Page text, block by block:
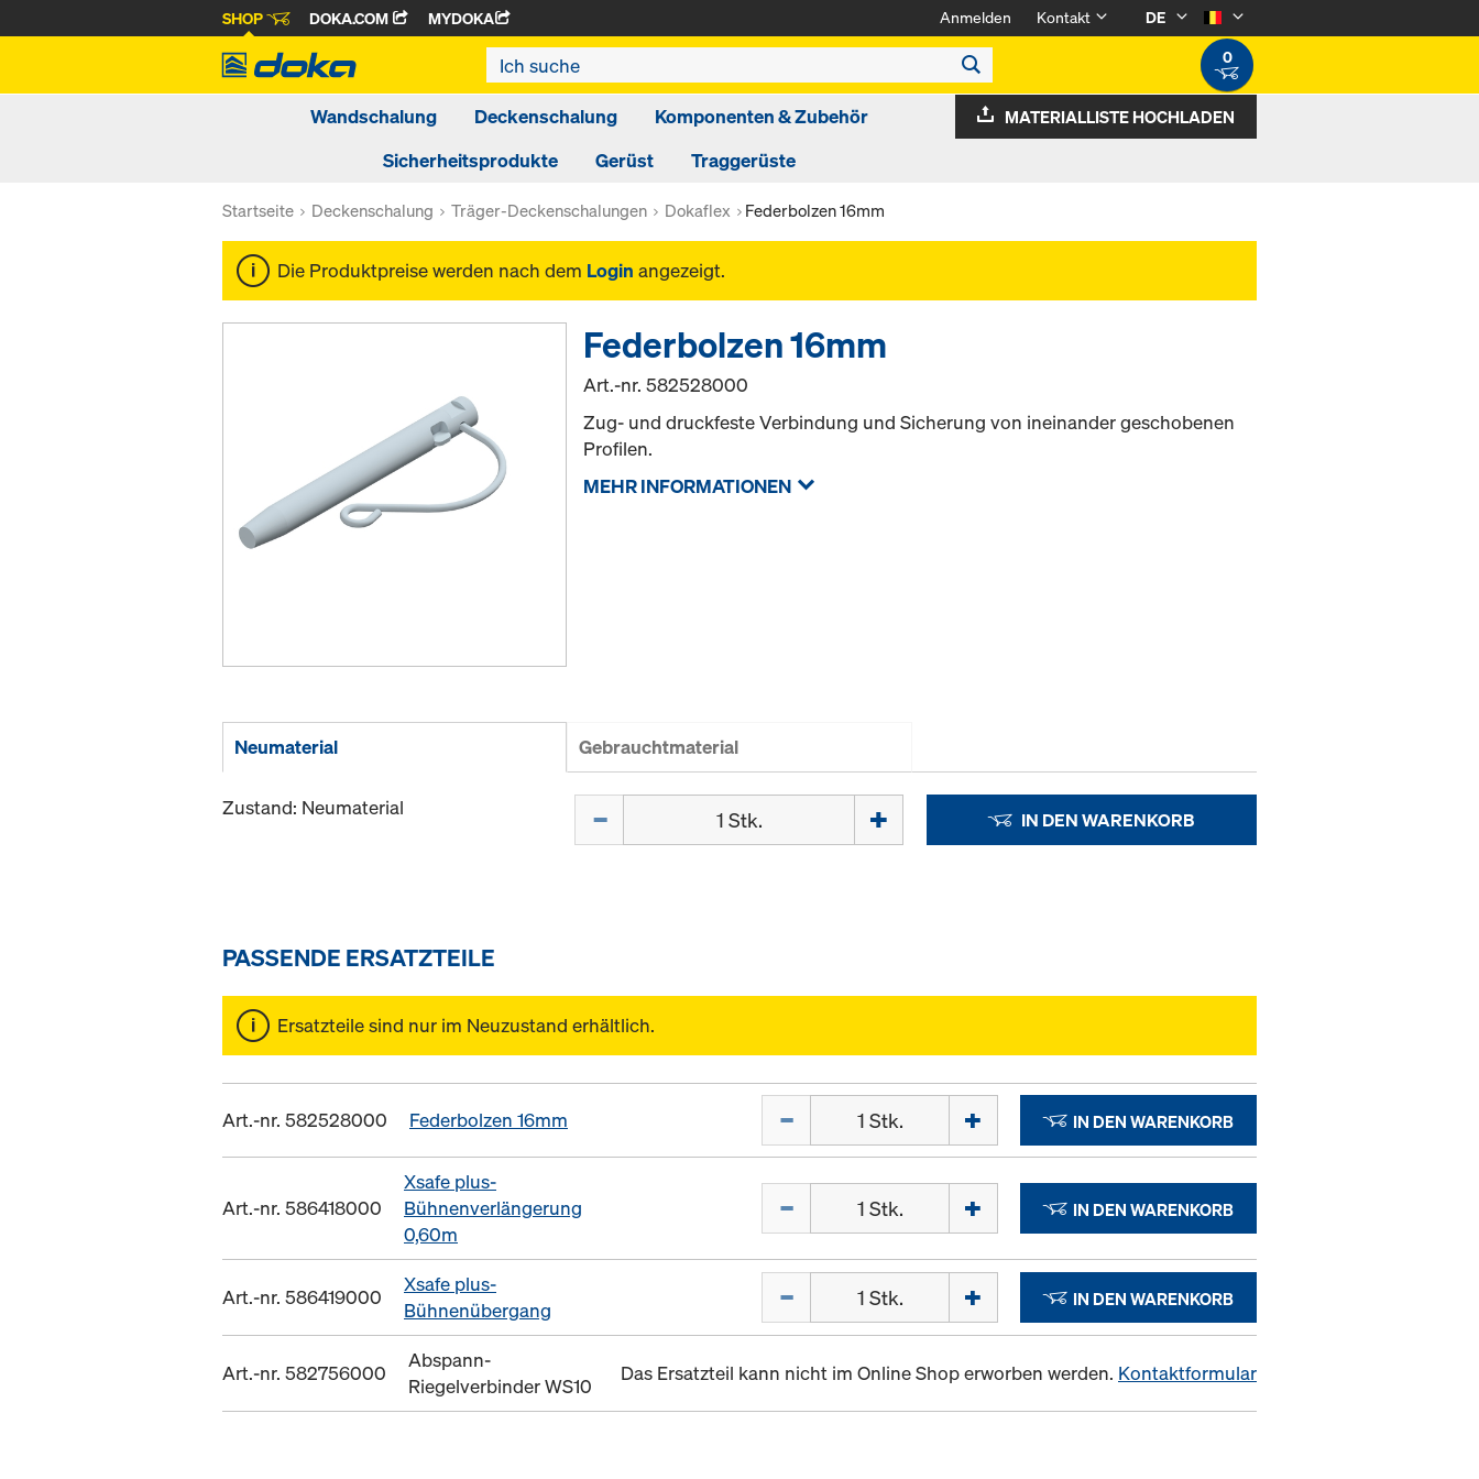
SHOP DOKA.COM MYDOKA Anmelden Kontakt
DE
0
Wandschalung Deckenschalung
Komponenten & Zubehör
Sicherheitsprodukte
Gerüst Traggerüste
MATERIALLISTE HOCHLADEN
Startseite Deckenschalung Träger-Deckenschalungen Dokaflex Federbolzen 16mm
Die Produktpreise werden nach dem Login angezeigt.
Federbolzen 16mm
Art.-nr.582528000
Zug- und druckfeste Verbindung und Sicherung von ineinander geschobenen
Profilen.
MEHR INFORMATIONEN
Neumaterial Gebrauchtmaterial
Zustand: Neumaterial IN DEN WARENKORB
PASSENDE ERSATZTEILE
Ersatzteile sind nur im Neuzustand erhältlich.
Art.-nr. 582528000 Federbolzen 16mm IN DEN WARENKORB
Art.-nr. 586418000
Xsafe plus-
Bühnenverlängerung
0,60m
IN DEN WARENKORB
Art.-nr. 586419000
Xsafe plus-
Bühnenübergang
IN DEN WARENKORB
Art.-nr. 582756000
Abspann-
Riegelverbinder WS10
Das Ersatzteil kann nicht im Online Shop erworben werden. Kontaktformular